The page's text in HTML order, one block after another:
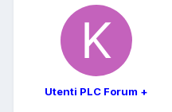
Utenti PLC Forum +